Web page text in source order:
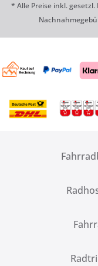
* Alle Preise inkl.